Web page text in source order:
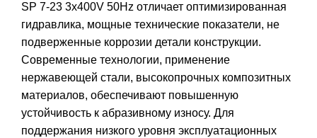
SP 7-23 3x400V 50Hz отличает оптимизированная
гидравлика, мощные технические показатели, не
подверженные коррозии детали конструкции.
Современные технологии, применение
нержавеющей стали, высокопрочных композитных
материалов, обеспечивают повышенную
устойчивость к абразивному износу. Для
поддержания низкого уровня эксплуатационных